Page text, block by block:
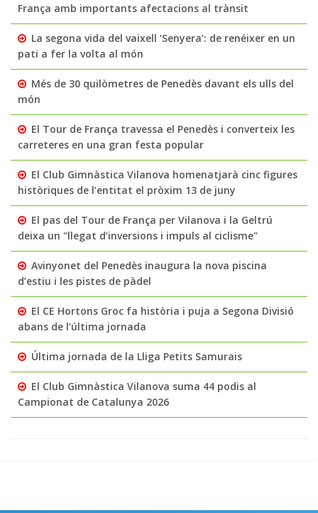
França amb importants afectacions al trànsit
La segona vida del vaixell ‘Senyera’: de renéixer en un
pati a fer la volta al món
Més de 30 quilòmetres de Penedès davant els ulls del
món
El Tour de França travessa el Penedès i converteix les
carreteres en una gran festa popular
El Club Gimnàstica Vilanova homenatjarà cinc figures
històriques de l’entitat el pròxim 13 de juny
El pas del Tour de França per Vilanova i la Geltrú
deixa un "llegat d’inversions i impuls al ciclisme"
Avinyonet del Penedès inaugura la nova piscina
d’estiu i les pistes de pàdel
El CE Hortons Groc fa història i puja a Segona Divisió
abans de l’última jornada
Última jornada de la Lliga Petits Samurais
El Club Gimnàstica Vilanova suma 44 podis al
Campionat de Catalunya 2026